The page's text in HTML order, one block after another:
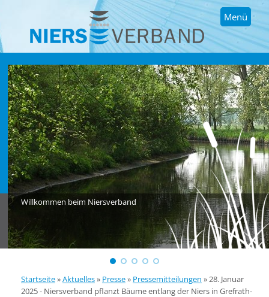
Menü
Willkommen beim Niersverband
Startseite»Aktuelles» Presse» Pressemitteilungen »28. Januar
2025 - Niersverband pflanzt Bäume entlang der Niers in Grefrath-